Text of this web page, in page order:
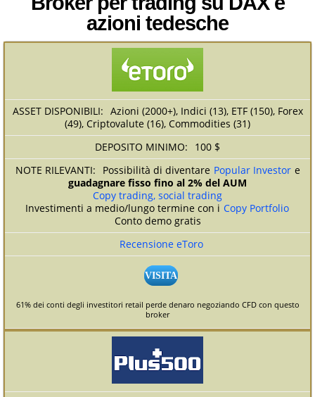
azioni tedesche
Azioni (2000+), Indici (13), ETF (150), Forex
(49), Criptovalute (16), Commodities (31)
100 $
Possibilità di diventare Popular Investor e
guadagnare fisso fino al 2% del AUM
Copy trading, social trading
Investimenti a medio/lungo termine con i Copy Portfolio
Conto demo gratis
Recensione eToro
VISITA
61% dei conti degli investitori retail perde denaro negoziando CFD con questo
broker